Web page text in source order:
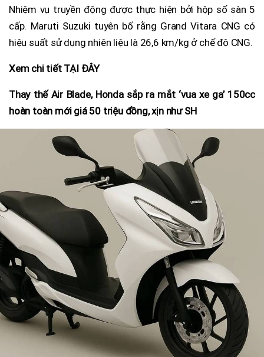
Nhiệm vụ truyền động được thực hiện bởi hộp số sàn 5
cấp. Maruti Suzuki tuyên bố rằng Grand Vitara CNG có
hiệu suất sử dụng nhiên liệu là 26,6 km/kg ở chế độ CNG.
Xem chi tiết TẠI ĐÂY
Thay thế Air Blade, Honda sắp ra mắt ‘vua xe ga’ 150cc
hoàn toàn mới giá 50 triệu đồng, xịn như SH